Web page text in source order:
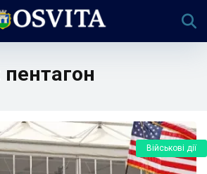
пентагон
Військові дії